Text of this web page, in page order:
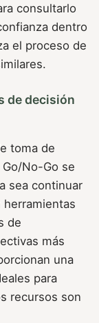
consultarlo
dentro
el proceso de
de decisión
toma de
No-Go se
sea continuar
de
más
una
para
recursos son